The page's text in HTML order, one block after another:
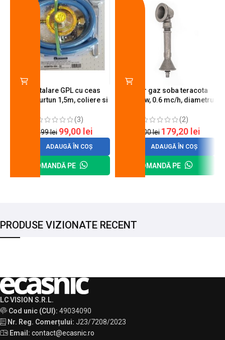
Kit instalare GPL cu ceas
butelie, furtun 1,5m, coliere si
(3)
120,99lei 99,00 lei
ADAUGĂ ÎN COȘ
COMANDĂ PE
Arzator gaz soba teracota
A600, 6 kw, 0.6 mc/h, diametru
(2)
200,00lei 179,20 lei
ADAUGĂ ÎN COȘ
COMANDĂ PE
PRODUSE VIZIONATE RECENT
LC VISION S.R.L.
Cod unic (CUI): 49034090
Nr. Reg. Comerțului: J23/7208/2023
Email: contact@ecasnic.ro